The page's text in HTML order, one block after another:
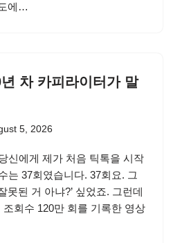
에…
차 카피라이터가 말
5, 2026
신에게 제가 처음 틱톡을 시작
는 37회였습니다. 37회요. 그
못된 거 아냐?’ 싶었죠. 그런데
회수 120만 회를 기록한 영상